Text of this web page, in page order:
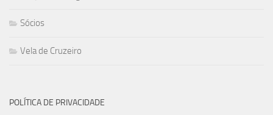
Sócios
Vela de Cruzeiro
POLÍTICA DE PRIVACIDADE